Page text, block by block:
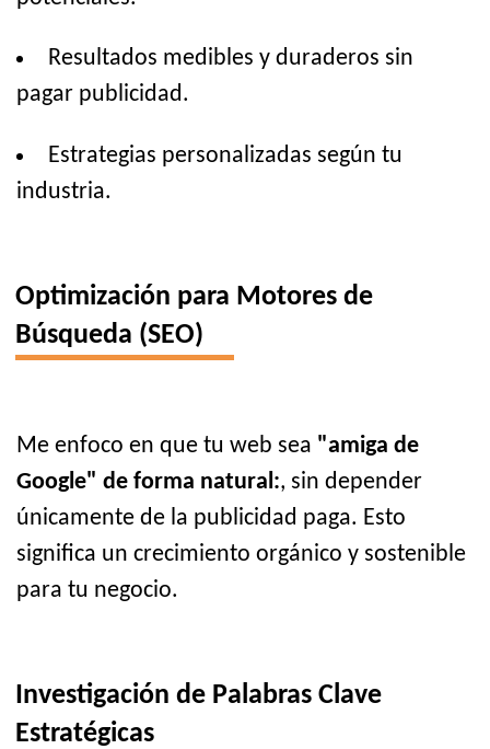
Resultados medibles y duraderos sin
pagar publicidad.
Estrategias personalizadas según tu
industria.
Optimización para Motores de
Búsqueda (SEO)
Me enfoco en que tu web sea "amiga de
Google" de forma natural:, sin depender
únicamente de la publicidad paga. Esto
significa un crecimiento orgánico y sostenible
para tu negocio.
Investigación de Palabras Clave
Estratégicas